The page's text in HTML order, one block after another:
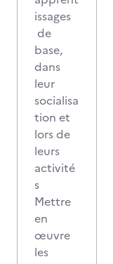
issages
de
base,
dans
leur
socialisa
tion et
lors de
leurs
activité
s
Mettre
en
œuvre
les